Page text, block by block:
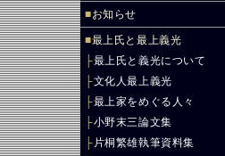
■お知らせ
■最上氏と最上義光
├最上氏と義光について
├文化人最上義光
├最上家をめぐる人々
├小野末三論文集
├ 片桐繁雄執筆資料集